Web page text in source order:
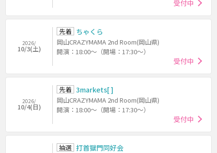
受付中
2026/
10/3(土)
先着 ちゃくら
岡山CRAZYMAMA 2nd Room(岡山県)
開演：18:00～（開場：17:30～）
受付中
2026/
10/4(日)
先着 3markets[ ]
岡山CRAZYMAMA 2nd Room(岡山県)
開演：18:00～（開場：17:30～）
受付中
抽選 打首獄門同好会